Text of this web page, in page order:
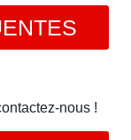
nous !